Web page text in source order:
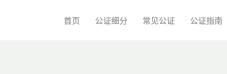
首页 公证细分 常见公证 公证指南